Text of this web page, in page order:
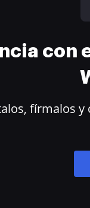
con
fírmalos